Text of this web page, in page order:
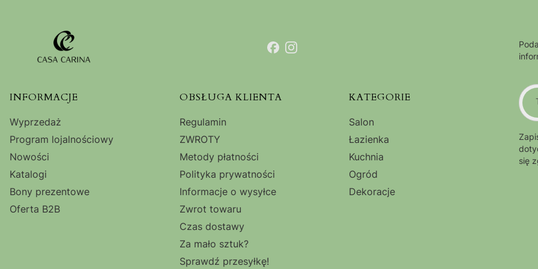
Linki w stopce
INFORMACJE
Wyprzedaż
Program lojalnościowy
Nowości
Katalogi
Bony prezentowe
Oferta B2B
OBSŁUGA KLIENTA
Regulamin
ZWROTY
Metody płatności
Polityka prywatności
Informacje o wysyłce
Zwrot towaru
Czas dostawy
Za mało sztuk?
Sprawdź przesyłkę!
KATEGORIE
Salon
Łazienka
Kuchnia
Ogród
Dekoracje
się